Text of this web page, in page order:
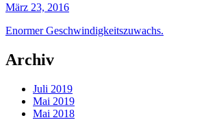
März 23, 2016
Enormer Geschwindigkeitszuwachs.
Archiv
Juli 2019
Mai 2019
Mai 2018